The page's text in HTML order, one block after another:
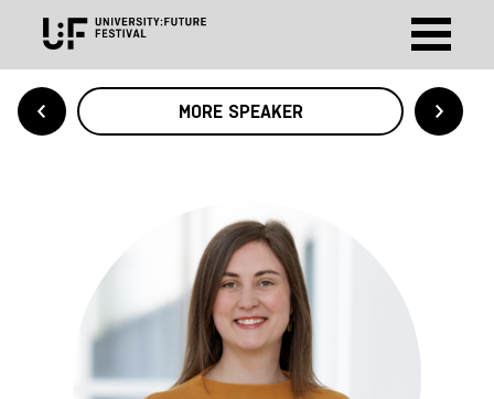
MORE SPEAKER